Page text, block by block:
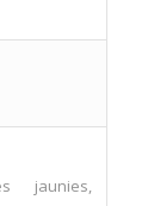
jaunies,